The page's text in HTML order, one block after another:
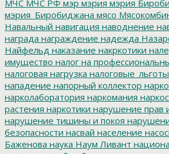
МЧС МЧС РФ мэр мэрия мэрия
мэрия_Биробиджана мясо
Навальный навигация наводнение
награда награждение надежда
Найфельд наказание накркотики
имущество налог на
налоговая нагрузка налоговые_льготы
нападение напорный коллектор
нарколаборатория наркомания
растения наркотики нарушение прав
нарушение тишины и покоя
безопасности насвай население
Баженова наука Наум Ливант